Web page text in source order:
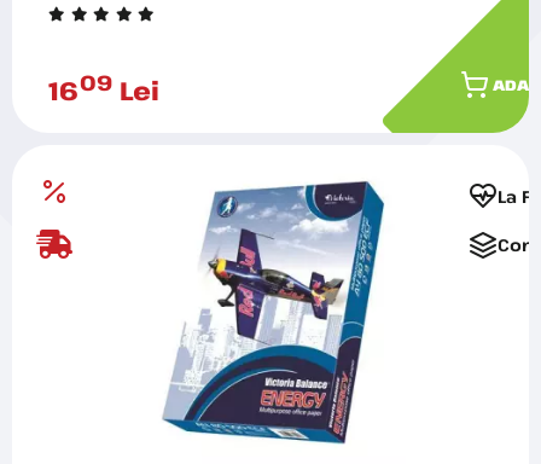
1609 Lei
La